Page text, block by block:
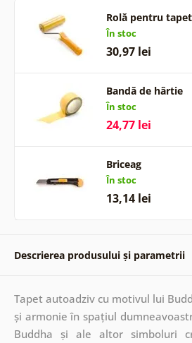
Rolă pentru tapet
În stoc
30,97 lei
Bandă de hârtie
În stoc
24,77 lei
Briceag
În stoc
13,14 lei
Descrierea produsului și parametrii
Tapet autoadziv cu motivul lui
și armonie în spațiul
Buddha și ale altor simboluri